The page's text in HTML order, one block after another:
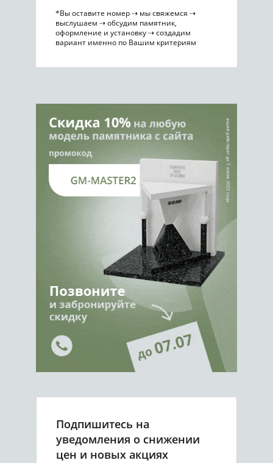
*Вы оставите номер ⇢ мы свяжемся ⇢
выслушаем ⇢ обсудим памятник,
оформление и установку ⇢ создадим
вариант именно по Вашим критериям
Подпишитесь на
уведомления о снижении
цен и новых акциях